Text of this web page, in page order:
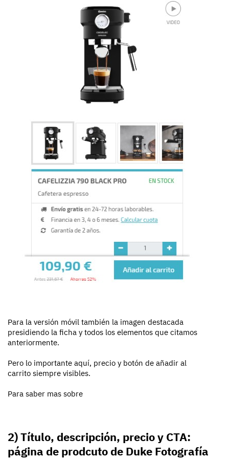
Para la versión móvil también la imagen destacada
presidiendo la ficha y todos los elementos que citamos
anteriormente.
Pero lo importante aquí, precio y botón de añadir al
carrito siempre visibles.
Para saber mas sobre
2) Título, descripción, precio y CTA:
página de prodcuto de Duke Fotografía